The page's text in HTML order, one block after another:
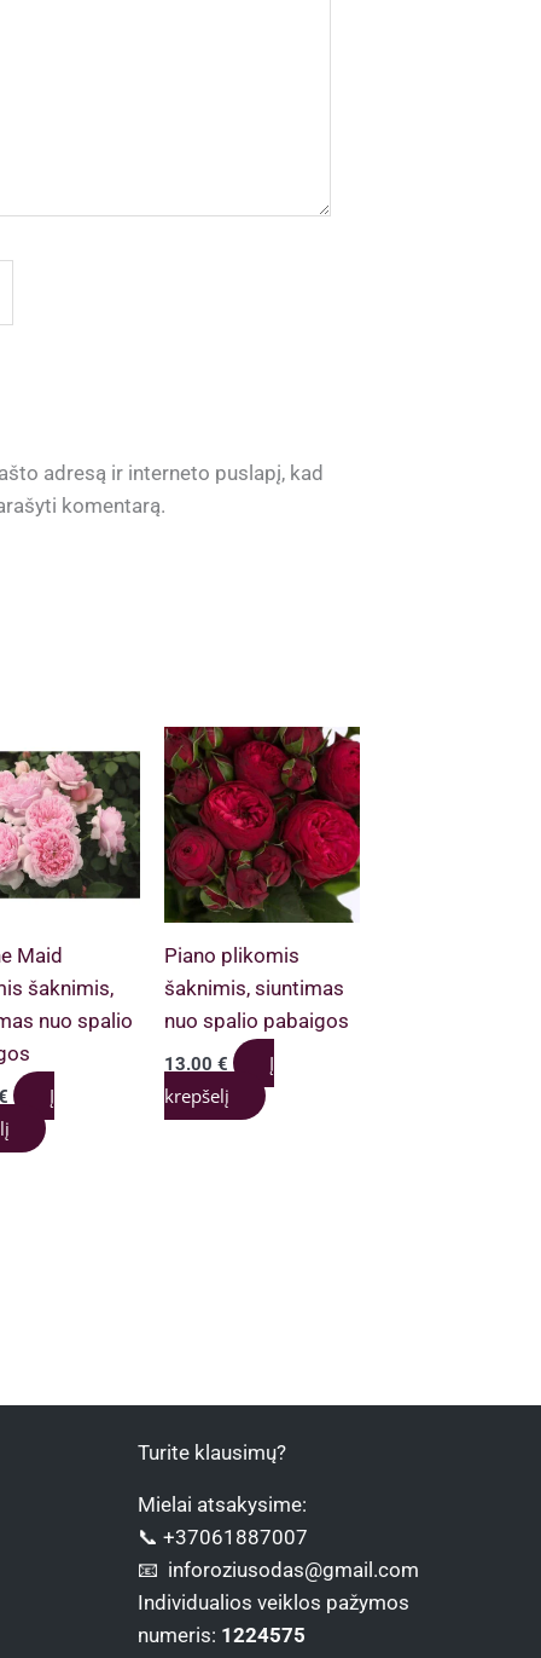
adresą ir interneto puslapį, kad
komentarą.
Maid
šaknimis,
nuo spalio
Į
Piano plikomis
šaknimis, siuntimas
nuo spalio pabaigos
13.00€
Į
krepšelį
Turite klausimų?
Mielai atsakysime:
📞 +37061887007
📧 inforoziusodas@gmail.com
Individualios veiklos pažymos
numeris: 1224575